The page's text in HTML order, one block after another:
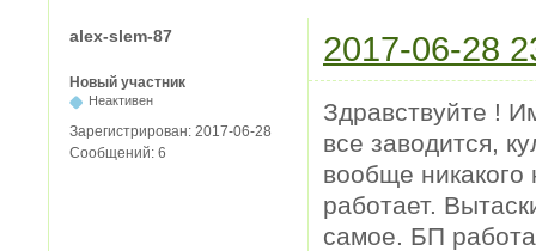
alex-slem-87 2017-06-28
Новый участник
Неактивен
Зарегистрирован: 2017-06-28
Сообщений: 6
Здравствуйте !
все заводится,
вообще никакого
работает.
самое. БП